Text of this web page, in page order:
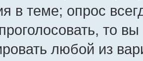
в теме; опрос
то
любой из